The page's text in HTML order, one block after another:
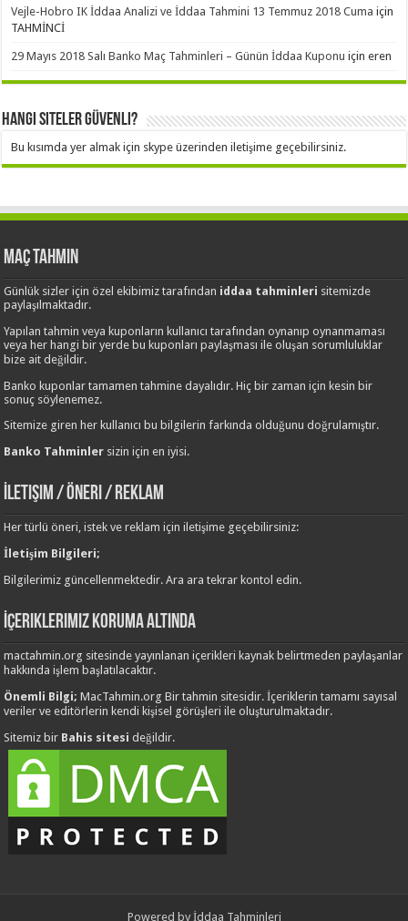
Vejle-Hobro IK İddaa Analizi ve İddaa Tahmini 13 Temmuz 2018 Cuma için
TAHMİNCİ
29 Mayıs 2018 Salı Banko Maç Tahminleri – Günün İddaa Kuponu içineren
Hangi Siteler Güvenli?
Bu kısımda yer almak için skype üzerinden iletişime geçebilirsiniz.
Maç Tahmin
Günlük sizler için özel ekibimiz tarafından iddaa tahminleri sitemizde
paylaşılmaktadır.
Yapılan tahmin veya kuponların kullanıcı tarafından oynanıp oynanmaması
veya her hangi bir yerde bu kuponları paylaşması ile oluşan sorumluluklar
bize ait değildir.
Banko kuponlar tamamen tahmine dayalıdır. Hiç bir zaman için kesin bir
sonuç söylenemez.
Sitemize giren her kullanıcı bu bilgilerin farkında olduğunu doğrulamıştır.
Banko Tahminler sizin için en iyisi.
İletişim / Öneri / Reklam
Her türlü öneri, istek ve reklam için iletişime geçebilirsiniz:
İletişim Bilgileri;
Bilgilerimiz güncellenmektedir. Ara ara tekrar kontol edin.
İçeriklerimiz Koruma Altında
mactahmin.org sitesinde yayınlanan içerikleri kaynak belirtmeden paylaşanlar
hakkında işlem başlatılacaktır.
Önemli Bilgi;MacTahmin.org Bir tahmin sitesidir. İçeriklerin tamamı sayısal
veriler ve editörlerin kendi kişisel görüşleri ile oluşturulmaktadır.
Sitemiz bir Bahis sitesi değildir.
Powered by İddaa Tahminleri